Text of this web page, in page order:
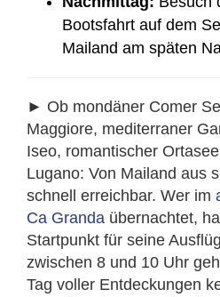
Bootsfahrt auf dem
Mailand am späten
► Ob mondäner Comer
Maggiore, mediterraner
Iseo, romantischer
Lugano: Von Mailand aus
schnell erreichbar. Wer im
Ca Granda übernachtet,
Startpunkt für seine
zwischen 8 und 10 Uhr
Tag voller Entdeckungen